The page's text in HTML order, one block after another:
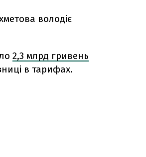
володіє
2,3 млрд гривень
в тарифах.